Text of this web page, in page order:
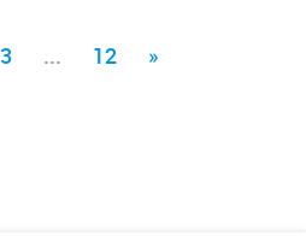
3 ... 12 »